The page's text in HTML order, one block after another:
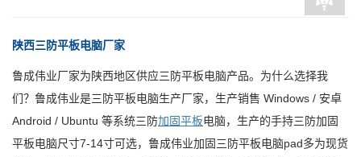
陕西三防平板电脑厂家
鲁成伟业厂家为陕西地区供应三防平板电脑产品。为什么选择我
们？鲁成伟业是三防平板电脑生产厂家，生产销售 Windows / 安卓
Android / Ubuntu 等系统三防加固平板电脑，生产的手持三防加固
平板电脑尺寸7-14寸可选，鲁成伟业加固三防平板电脑pad多为现货